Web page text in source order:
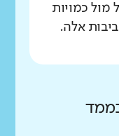
מול כמויות
אלה.